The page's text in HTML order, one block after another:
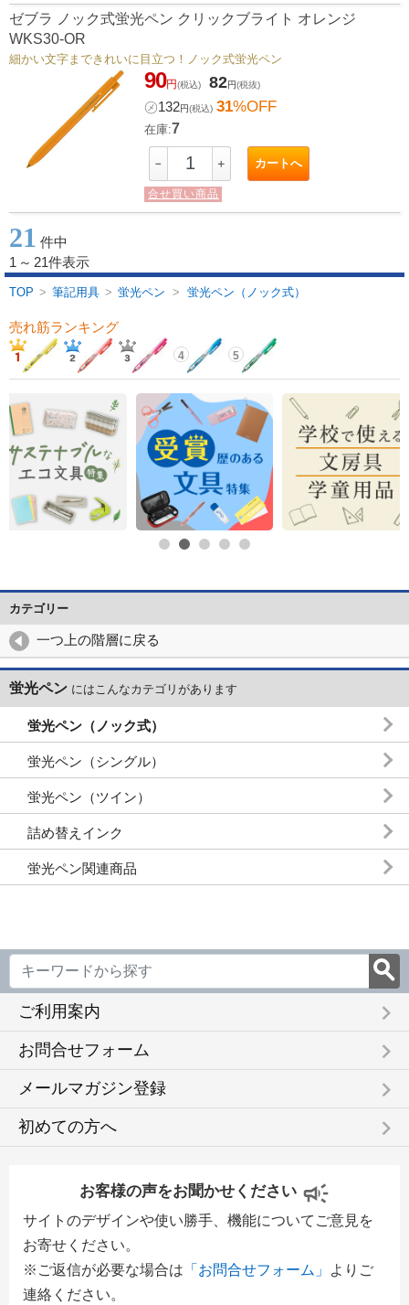
ゼブラ ノック式蛍光ペン クリックブライト オレンジ
WKS30-OR
細かい文字まできれいに目立つ！ノック式蛍光ペン
90円(税込) 82円(税抜)
㋱132円(税込) 31%OFF
在庫:7
－ ＋ カートへ
合せ買い商品
21 件中
1 ～ 21件表示
TOP > 筆記用具 > 蛍光ペン > 蛍光ペン（ノック式）
売れ筋ランキング
4 5
カテゴリー
一つ上の階層に戻る
蛍光ペン にはこんなカテゴリがあります
蛍光ペン（ノック式）
蛍光ペン（シングル）
蛍光ペン（ツイン）
詰め替えインク
蛍光ペン関連商品
ご利用案内 keyboard_arrow_right
お問合せフォーム keyboard_arrow_right
メールマガジン登録 keyboard_arrow_right
初めての方へ keyboard_arrow_right
お客様の声をお聞かせください
サイトのデザインや使い勝手、機能についてご意見を
お寄せください。
※ご返信が必要な場合は 「お問合せフォーム」
よりご
連絡ください。